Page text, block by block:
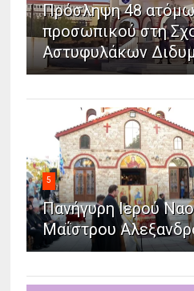
Πρόσληψη 48
προσωπικού στη
Αστυφυλάκων
5
Πανήγυρη Ιερού
Μαΐστρου